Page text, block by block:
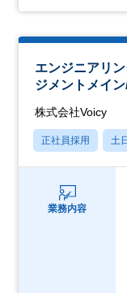
エンジニアリ
ジメントメイ
株式会社Voicy
正社員採用 土
業務内容